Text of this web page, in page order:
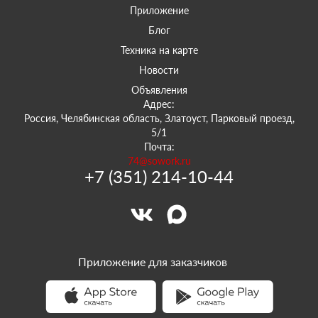
Приложение
Блог
Техника на карте
Новости
Объявления
Адрес:
Россия, Челябинская область, Златоуст, Парковый проезд,
5/1
Почта:
74@sowork.ru
+7 (351) 214-10-44
Приложение для заказчиков